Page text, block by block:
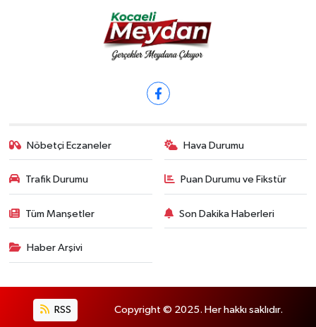
Nöbetçi Eczaneler Hava Durumu
Trafik Durumu Puan Durumu ve Fikstür
Tüm Manşetler Son Dakika Haberleri
Haber Arşivi
RSS Copyright © 2025. Her hakkı saklıdır.